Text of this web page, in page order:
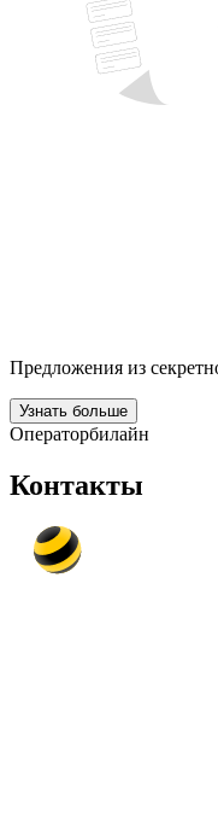
Предложения из
Узнать больше
Операторбилайн
Контакты